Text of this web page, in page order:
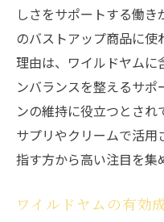
しさをサポートする働き
のバストアップ商品に
理由は、ワイルドヤムに
ンバランスを整えるサ
ンの維持に役立つとされ
サプリやクリームで活用
指す方から高い注目を集
ワイルドヤムの有効